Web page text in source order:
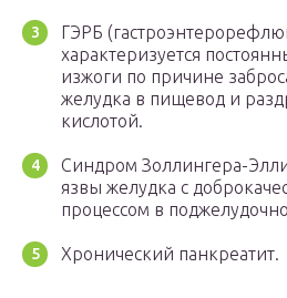
ГЭРБ
характеризуется
изжоги по причине
желудка в пищевод и
кислотой.
Синдром Золлингера-
язвы желудка с
процессом в
Хронический панкреатит.